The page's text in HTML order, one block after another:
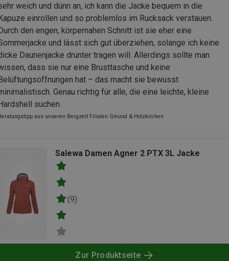
weich und dünn an, ich kann die Jacke bequem in die
einrollen und so problemlos im Rucksack verstauen.
den engen, körpernahen Schnitt ist sie eher eine
und lässt sich gut überziehen, solange ich keine
Daunenjacke drunter tragen will. Allerdings sollte man
dass sie nur eine Brusttasche und keine
hat – das macht sie bewusst
Genau richtig für alle, die eine leichte, kleine
suchen.
aus unseren Bergzeit Filialen Gmund & Holzkirchen
Salewa Damen Agner 2 PTX 3L Jacke
(9)
Zur Produktseite